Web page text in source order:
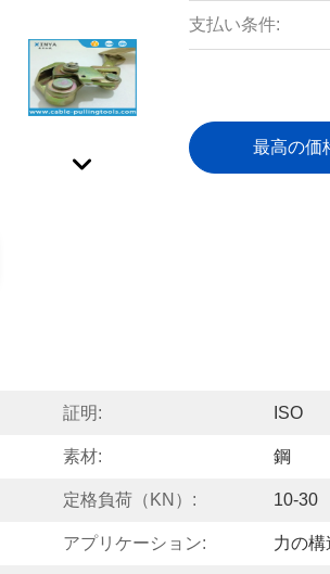
支払い条件:
最高の価
証明: ISO
素材: 鋼
定格負荷（kN）: 10-30
アプリケーション: 力の構